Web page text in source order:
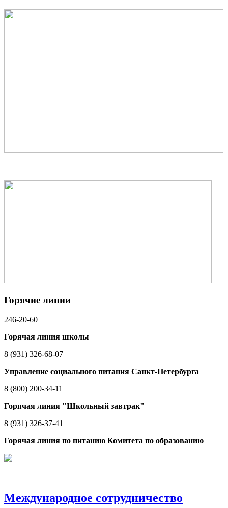
Горячие линии
246-20-60
Горячая линия школы
8 (931) 326-68-07
Управление социального питания Санкт-Петербурга
8 (800) 200-34-11
Горячая линия "Школьный завтрак"
8 (931) 326-37-41
Горячая линия по питанию Комитета по образованию
Международное сотрудничество